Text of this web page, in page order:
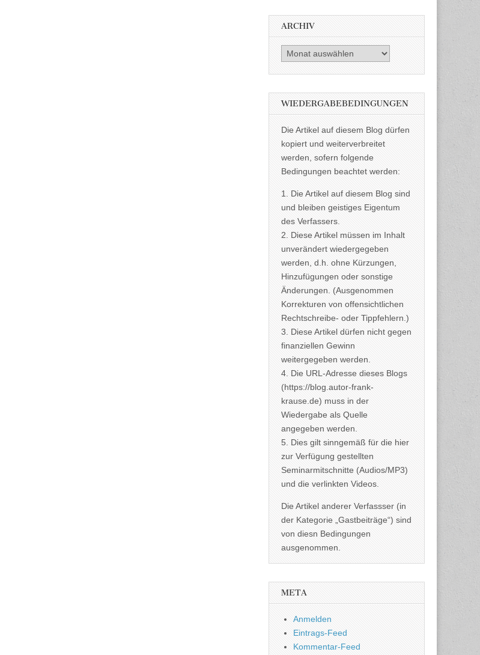
ARCHIV
Archiv
WIEDERGABEBEDINGUNGEN
Die Artikel auf diesem Blog dürfen
kopiert und weiterverbreitet
werden, sofern folgende
Bedingungen beachtet werden:
1. Die Artikel auf diesem Blog sind
und bleiben geistiges Eigentum
des Verfassers.
2. Diese Artikel müssen im Inhalt
unverändert wiedergegeben
werden, d.h. ohne Kürzungen,
Hinzufügungen oder sonstige
Änderungen. (Ausgenommen
Korrekturen von offensichtlichen
Rechtschreibe- oder Tippfehlern.)
3. Diese Artikel dürfen nicht gegen
finanziellen Gewinn
weitergegeben werden.
4. Die URL-Adresse dieses Blogs
(https://blog.autor-frank-
krause.de) muss in der
Wiedergabe als Quelle
angegeben werden.
5. Dies gilt sinngemäß für die hier
zur Verfügung gestellten
Seminarmitschnitte (Audios/MP3)
und die verlinkten Videos.
Die Artikel anderer Verfassser (in
der Kategorie „Gastbeiträge“) sind
von diesn Bedingungen
ausgenommen.
META
Anmelden
Eintrags-Feed
Kommentar-Feed